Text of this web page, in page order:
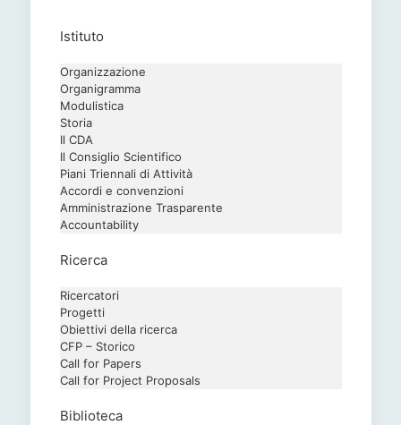
Istituto
Organizzazione
Organigramma
Modulistica
Storia
Il CDA
Il Consiglio Scientifico
Piani Triennali di Attività
Accordi e convenzioni
Amministrazione Trasparente
Accountability
Ricerca
Ricercatori
Progetti
Obiettivi della ricerca
CFP – Storico
Call for Papers
Call for Project Proposals
Biblioteca